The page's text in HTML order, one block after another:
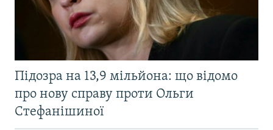
Підозра на 13,9 мільйона: що відомо
про нову справу проти Ольги
Стефанішиної